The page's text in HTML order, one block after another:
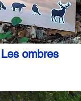
Les ombres